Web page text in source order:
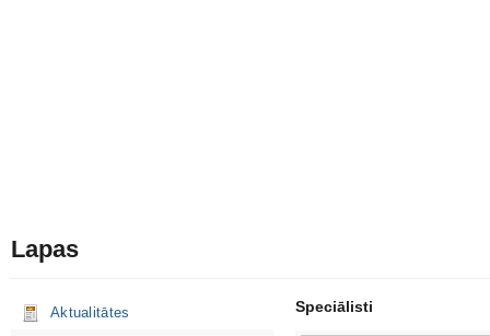
Lapas
Aktualitātes
Speciālisti